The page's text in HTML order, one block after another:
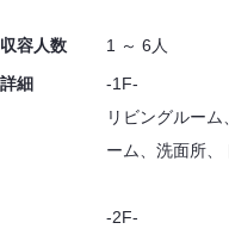
収容人数
1 ～ 6人
詳細
-1F-
リビングルー
ーム、洗面所、
-2F-